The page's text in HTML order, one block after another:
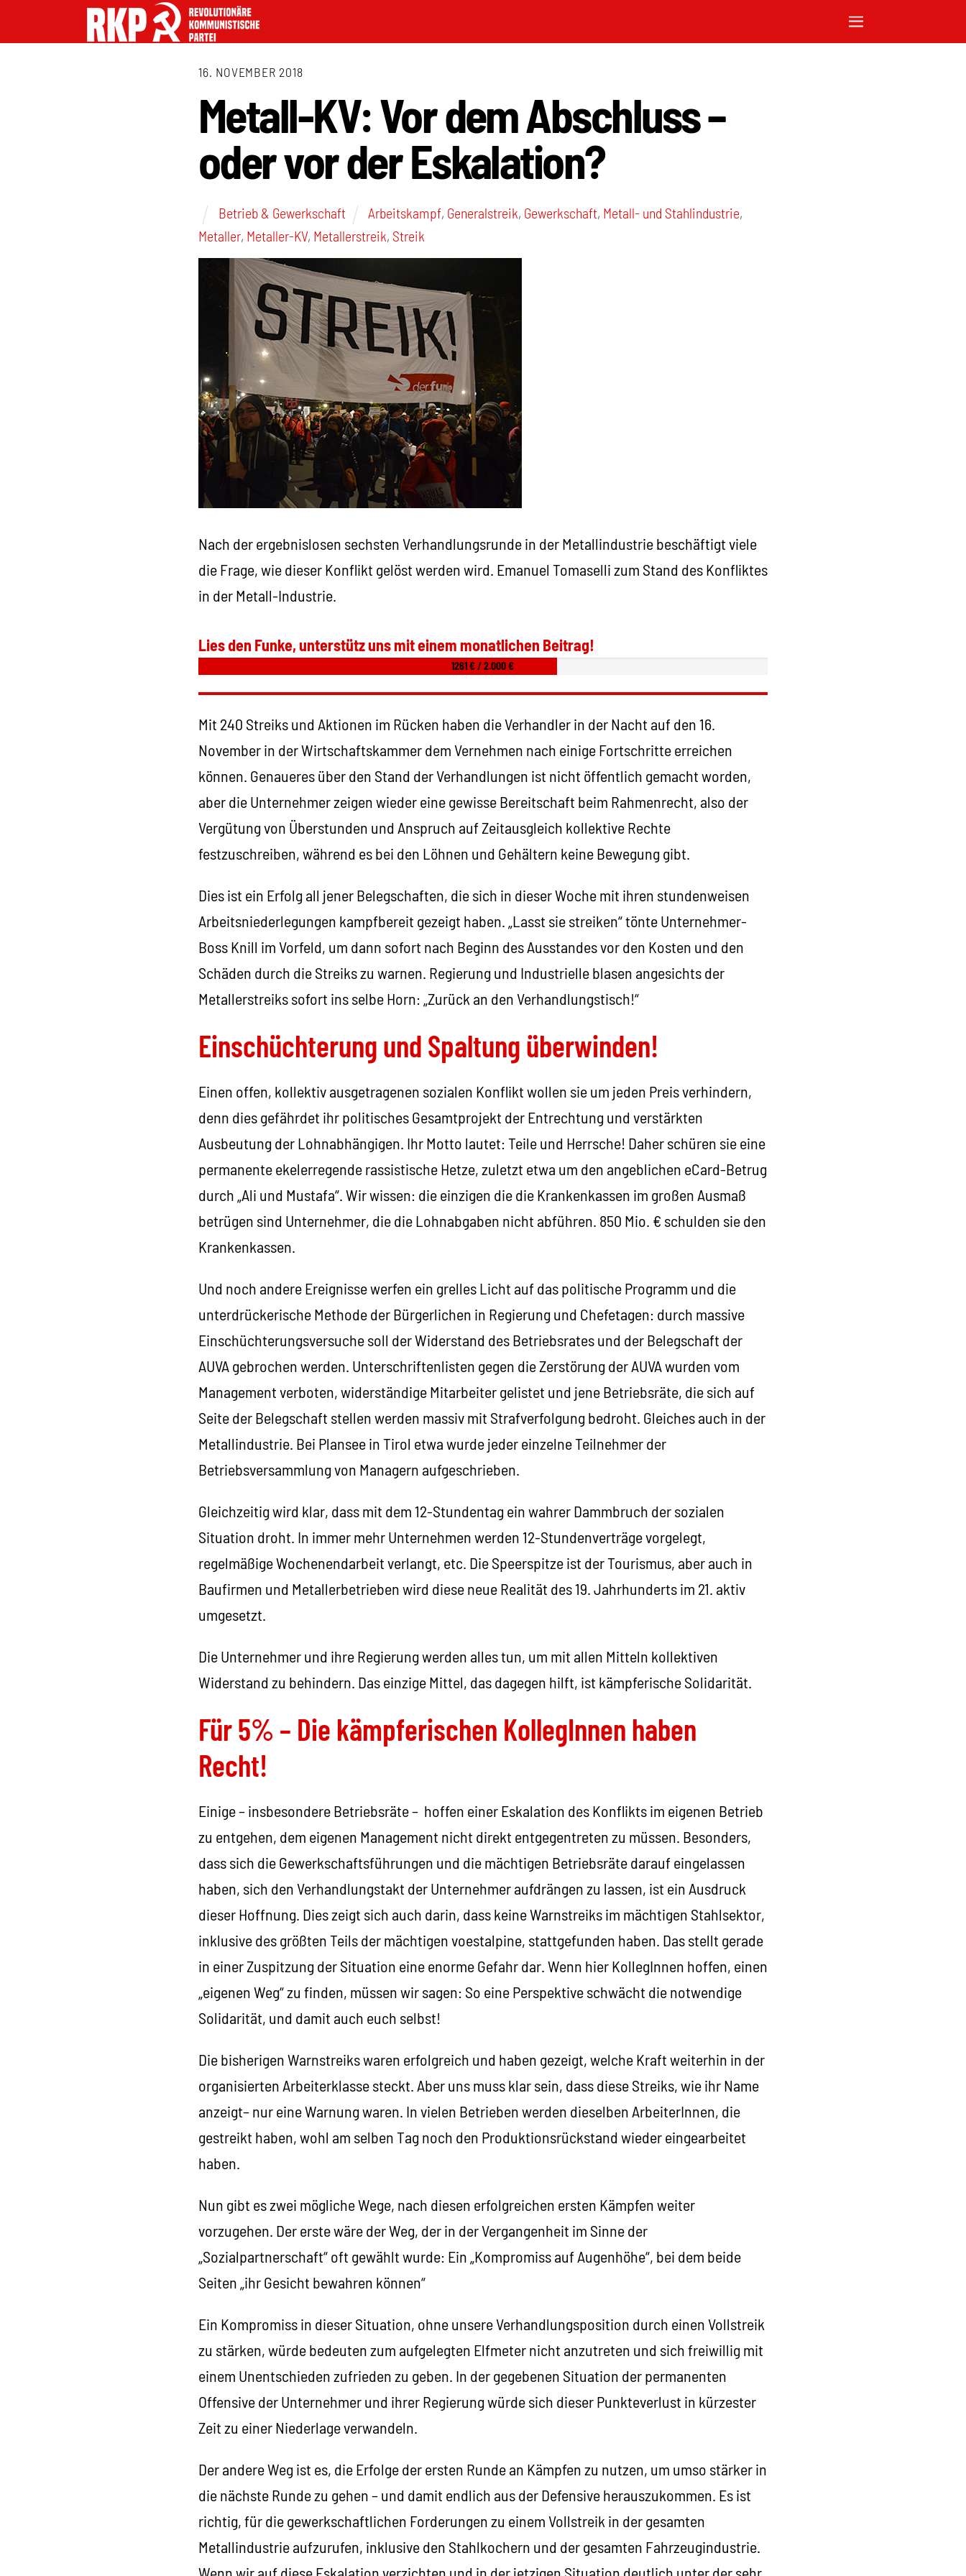
16. NOVEMBER 2018
Metall-KV: Vor dem Abschluss –
oder vor der Eskalation?
Betrieb & Gewerkschaft Arbeitskampf, Generalstreik, Gewerkschaft, Metall- und Stahlindustrie,
Metaller, Metaller-KV, Metallerstreik, Streik
Nach der ergebnislosen sechsten Verhandlungsrunde in der Metallindustrie beschäftigt viele
die Frage, wie dieser Konflikt gelöst werden wird. Emanuel Tomaselli zum Stand des Konfliktes
in der Metall-Industrie.
Lies den Funke, unterstütz uns mit einem monatlichen Beitrag!
1261 € / 2.000 €
Mit 240 Streiks und Aktionen im Rücken haben die Verhandler in der Nacht auf den 16.
November in der Wirtschaftskammer dem Vernehmen nach einige Fortschritte erreichen
können. Genaueres über den Stand der Verhandlungen ist nicht öffentlich gemacht worden,
aber die Unternehmer zeigen wieder eine gewisse Bereitschaft beim Rahmenrecht, also der
Vergütung von Überstunden und Anspruch auf Zeitausgleich kollektive Rechte
festzuschreiben, während es bei den Löhnen und Gehältern keine Bewegung gibt.
Dies ist ein Erfolg all jener Belegschaften, die sich in dieser Woche mit ihren stundenweisen
Arbeitsniederlegungen kampfbereit gezeigt haben. „Lasst sie streiken“ tönte Unternehmer-
Boss Knill im Vorfeld, um dann sofort nach Beginn des Ausstandes vor den Kosten und den
Schäden durch die Streiks zu warnen. Regierung und Industrielle blasen angesichts der
Metallerstreiks sofort ins selbe Horn: „Zurück an den Verhandlungstisch!“
Einschüchterung und Spaltung überwinden!
Einen offen, kollektiv ausgetragenen sozialen Konflikt wollen sie um jeden Preis verhindern,
denn dies gefährdet ihr politisches Gesamtprojekt der Entrechtung und verstärkten
Ausbeutung der Lohnabhängigen. Ihr Motto lautet: Teile und Herrsche! Daher schüren sie eine
permanente ekelerregende rassistische Hetze, zuletzt etwa um den angeblichen eCard-Betrug
durch „Ali und Mustafa“. Wir wissen: die einzigen die die Krankenkassen im großen Ausmaß
betrügen sind Unternehmer, die die Lohnabgaben nicht abführen. 850 Mio. € schulden sie den
Krankenkassen.
Und noch andere Ereignisse werfen ein grelles Licht auf das politische Programm und die
unterdrückerische Methode der Bürgerlichen in Regierung und Chefetagen: durch massive
Einschüchterungsversuche soll der Widerstand des Betriebsrates und der Belegschaft der
AUVA gebrochen werden. Unterschriftenlisten gegen die Zerstörung der AUVA wurden vom
Management verboten, widerständige Mitarbeiter gelistet und jene Betriebsräte, die sich auf
Seite der Belegschaft stellen werden massiv mit Strafverfolgung bedroht. Gleiches auch in der
Metallindustrie. Bei Plansee in Tirol etwa wurde jeder einzelne Teilnehmer der
Betriebsversammlung von Managern aufgeschrieben.
Gleichzeitig wird klar, dass mit dem 12-Stundentag ein wahrer Dammbruch der sozialen
Situation droht. In immer mehr Unternehmen werden 12-Stundenverträge vorgelegt,
regelmäßige Wochenendarbeit verlangt, etc. Die Speerspitze ist der Tourismus, aber auch in
Baufirmen und Metallerbetrieben wird diese neue Realität des 19. Jahrhunderts im 21. aktiv
umgesetzt.
Die Unternehmer und ihre Regierung werden alles tun, um mit allen Mitteln kollektiven
Widerstand zu behindern. Das einzige Mittel, das dagegen hilft, ist kämpferische Solidarität.
Für 5% – Die kämpferischen KollegInnen haben
Recht!
Einige – insbesondere Betriebsräte – hoffen einer Eskalation des Konflikts im eigenen Betrieb
zu entgehen, dem eigenen Management nicht direkt entgegentreten zu müssen. Besonders,
dass sich die Gewerkschaftsführungen und die mächtigen Betriebsräte darauf eingelassen
haben, sich den Verhandlungstakt der Unternehmer aufdrängen zu lassen, ist ein Ausdruck
dieser Hoffnung. Dies zeigt sich auch darin, dass keine Warnstreiks im mächtigen Stahlsektor,
inklusive des größten Teils der mächtigen voestalpine, stattgefunden haben. Das stellt gerade
in einer Zuspitzung der Situation eine enorme Gefahr dar. Wenn hier KollegInnen hoffen, einen
„eigenen Weg“ zu finden, müssen wir sagen: So eine Perspektive schwächt die notwendige
Solidarität, und damit auch euch selbst!
Die bisherigen Warnstreiks waren erfolgreich und haben gezeigt, welche Kraft weiterhin in der
organisierten Arbeiterklasse steckt. Aber uns muss klar sein, dass diese Streiks, wie ihr Name
anzeigt– nur eine Warnung waren. In vielen Betrieben werden dieselben ArbeiterInnen, die
gestreikt haben, wohl am selben Tag noch den Produktionsrückstand wieder eingearbeitet
haben.
Nun gibt es zwei mögliche Wege, nach diesen erfolgreichen ersten Kämpfen weiter
vorzugehen. Der erste wäre der Weg, der in der Vergangenheit im Sinne der
„Sozialpartnerschaft“ oft gewählt wurde: Ein „Kompromiss auf Augenhöhe“, bei dem beide
Seiten „ihr Gesicht bewahren können“
Ein Kompromiss in dieser Situation, ohne unsere Verhandlungsposition durch einen Vollstreik
zu stärken, würde bedeuten zum aufgelegten Elfmeter nicht anzutreten und sich freiwillig mit
einem Unentschieden zufrieden zu geben. In der gegebenen Situation der permanenten
Offensive der Unternehmer und ihrer Regierung würde sich dieser Punkteverlust in kürzester
Zeit zu einer Niederlage verwandeln.
Der andere Weg ist es, die Erfolge der ersten Runde an Kämpfen zu nutzen, um umso stärker in
die nächste Runde zu gehen – und damit endlich aus der Defensive herauszukommen. Es ist
richtig, für die gewerkschaftlichen Forderungen zu einem Vollstreik in der gesamten
Metallindustrie aufzurufen, inklusive den Stahlkochern und der gesamten Fahrzeugindustrie.